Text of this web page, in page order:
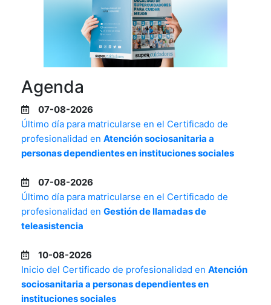
Agenda
07-08-2026
Último día para matricularse en el Certificado de
profesionalidad en Atención sociosanitaria a
personas dependientes en instituciones sociales
07-08-2026
Último día para matricularse en el Certificado de
profesionalidad en Gestión de llamadas de
teleasistencia
10-08-2026
Inicio del Certificado de profesionalidad en Atención
sociosanitaria a personas dependientes en
instituciones sociales